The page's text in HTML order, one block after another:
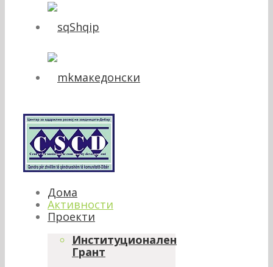
Shqip
македонски
Дома
Активности
Проекти
Институционален
Грант